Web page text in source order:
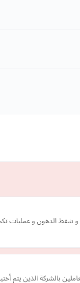
و شفط الدهون و عمليات
بأعلي معايير الجودة طبقا لشهادة